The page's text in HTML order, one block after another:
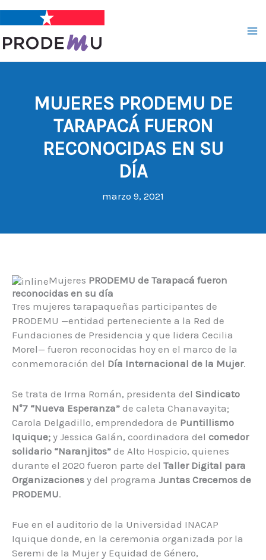
contenido
MUJERES PRODEMU DE
TARAPACÁ FUERON
RECONOCIDAS EN SU
DÍA
marzo 9, 2021
Mujeres PRODEMU de Tarapacá fueron
reconocidas en su día
Tres mujeres tarapaqueñas participantes de
PRODEMU —entidad perteneciente a la Red de
Fundaciones de Presidencia y que lidera Cecilia
Morel— fueron reconocidas hoy en el marco de la
conmemoración del Día Internacional de la Mujer.
Se trata de Irma Román, presidenta del Sindicato
N°7 “Nueva Esperanza” de caleta Chanavayita;
Carola Delgadillo, emprendedora de Puntillismo
Iquique; y Jessica Galán, coordinadora del comedor
solidario “Naranjitos” de Alto Hospicio, quienes
durante el 2020 fueron parte del Taller Digital para
Organizaciones y del programa Juntas Crecemos de
PRODEMU.
Fue en el auditorio de la Universidad INACAP
Iquique donde, en la ceremonia organizada por la
Seremi de la Mujer y Equidad de Género,